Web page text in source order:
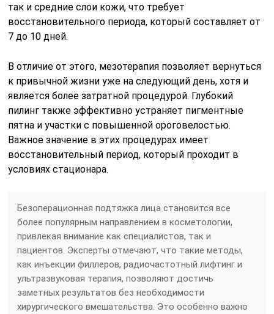
так и средние слои кожи, что требует
восстановительного периода, который составляет от
7 до 10 дней.
В отличие от этого, мезотерапия позволяет вернуться
к привычной жизни уже на следующий день, хотя и
является более затратной процедурой. Глубокий
пилинг также эффективно устраняет пигментные
пятна и участки с повышенной ороговелостью.
Важное значение в этих процедурах имеет
восстановительный период, который проходит в
условиях стационара.
Безоперационная подтяжка лица становится все
более популярным направлением в косметологии,
привлекая внимание как специалистов, так и
пациентов. Эксперты отмечают, что такие методы,
как инъекции филлеров, радиочастотный лифтинг и
ультразвуковая терапия, позволяют достичь
заметных результатов без необходимости
хирургического вмешательства. Это особенно важно